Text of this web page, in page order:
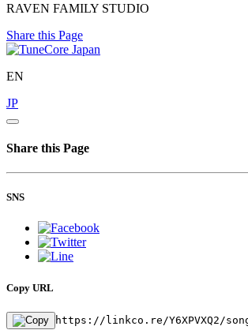
RAVEN FAMILY STUDIO
Share this Page
EN
JP
Share this Page
SNS
Copy URL
https://linkco.re/Y6XPVXQ2/